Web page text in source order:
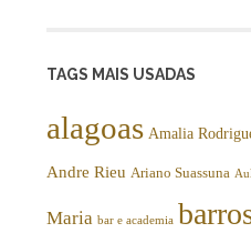
TAGS MAIS USADAS
alagoas Amalia
Andre Rieu Ariano Suassuna
Maria bar e academia